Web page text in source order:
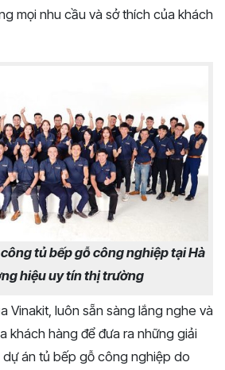
mọi nhu cầu và sở thích của khách
tủ bếp gỗ công nghiệp tại Hà
hiệu uy tín thị trường
Vinakit, luôn sẵn sàng lắng nghe và
khách hàng để đưa ra những giải
dự án tủ bếp gỗ công nghiệp do